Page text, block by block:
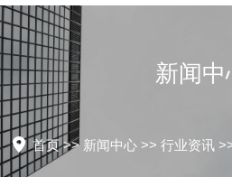
新闻中
首页>> 新闻中心 >>行业资讯